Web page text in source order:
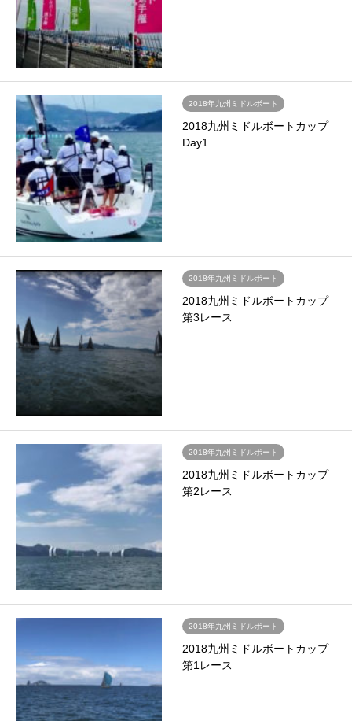
2018年九州ミドルボート
2018九州ミドルボートカップ
Day1
2018年九州ミドルボート
2018九州ミドルボートカップ
第3レース
2018年九州ミドルボート
2018九州ミドルボートカップ
第2レース
2018年九州ミドルボート
2018九州ミドルボートカップ
第1レース